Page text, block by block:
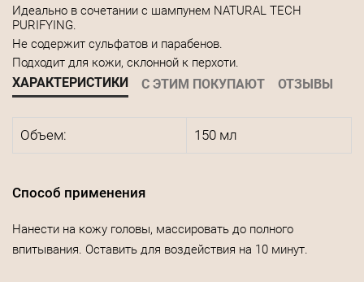
Идеально в сочетании с шампунем NATURAL TECH
PURIFYING.
Не содержит сульфатов и парабенов.
Подходит для кожи, склонной к перхоти.
ХАРАКТЕРИСТИКИ С ЭТИМ ПОКУПАЮТ ОТЗЫВЫ
Объем: 150 мл
Способ применения
Нанести на кожу головы, массировать до полного
впитывания. Оставить для воздействия на 10 минут.